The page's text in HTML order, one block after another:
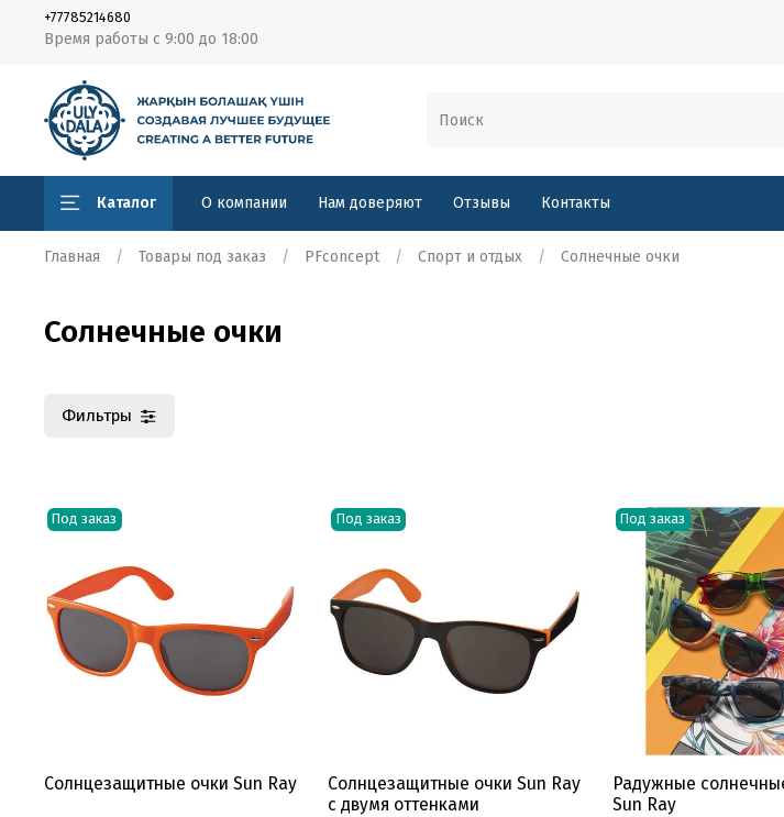
Время работы с 9:00 до 18:00
+77785214680
Каталог О компании Нам доверяют Отзывы Контакты
Главная Товары под заказ PFconcept Спорт и отдых Солнечные очки
Солнечные очки
Фильтры
Под заказ
Солнцезащитные очки Sun Ray
Под заказ
Солнцезащитные очки Sun Ray
с двумя оттенками
Под заказ
Радужные
Sun Ray